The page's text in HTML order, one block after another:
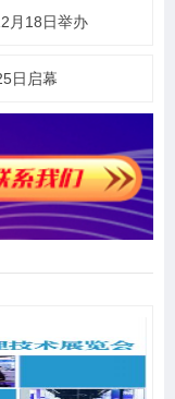
月18日举办
日启幕